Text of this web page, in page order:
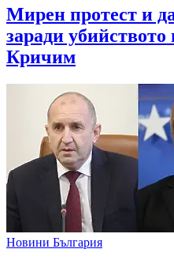
Мирен протест и
заради убийството
Кричим
Новини България